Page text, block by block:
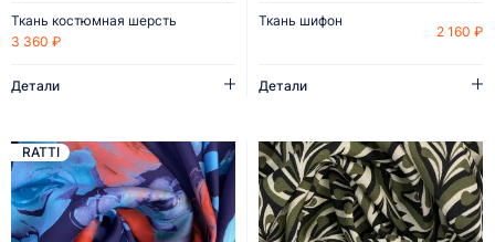
Ткань костюмная шерсть
3 360 ₽
Детали
Ткань шифон
2 160 ₽
Детали
RATTI